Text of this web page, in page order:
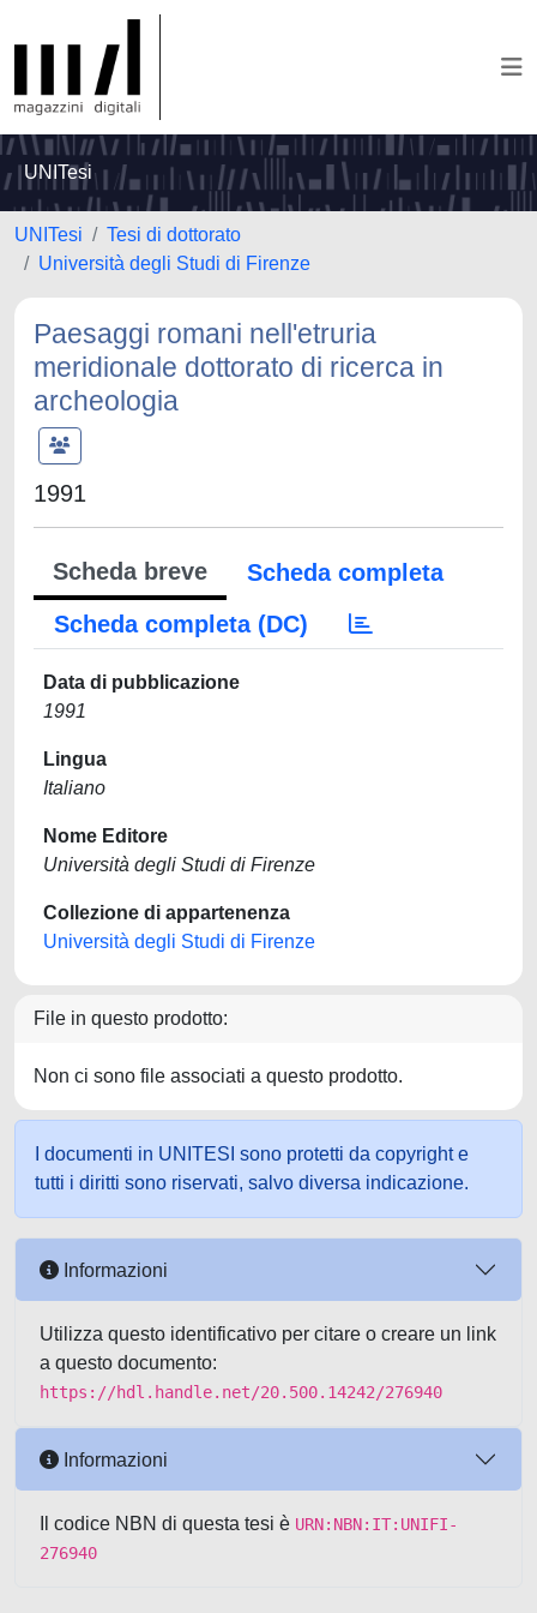
UNITesi
UNITesi
Tesi di dottorato
Università degli Studi di Firenze
Paesaggi romani nell'etruria
meridionale dottorato di ricerca in
archeologia
1991
Scheda breve
Scheda completa
Scheda completa (DC)
Data di pubblicazione
1991
Lingua
Italiano
Nome Editore
Università degli Studi di Firenze
Collezione di appartenenza
Università degli Studi di Firenze
File in questo prodotto:
Non ci sono file associati a questo prodotto.
I documenti in UNITESI sono protetti da copyright e
tutti i diritti sono riservati, salvo diversa indicazione.
Informazioni
Utilizza questo identificativo per citare o creare un link
a questo documento:
https://hdl.handle.net/20.500.14242/276940
Informazioni
Il codice NBN di questa tesi è URN:NBN:IT:UNIFI-
276940